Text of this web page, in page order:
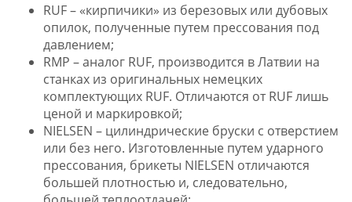
RUF – «кирпичики» из березовых или дубовых
опилок, полученные путем прессования под
давлением;
RMP – аналог RUF, производится в Латвии на
станках из оригинальных немецких
комплектующих RUF. Отличаются от RUF лишь
ценой и маркировкой;
NIELSEN – цилиндрические бруски с отверстием
или без него. Изготовленные путем ударного
прессования, брикеты NIELSEN отличаются
большей плотностью и, следовательно,